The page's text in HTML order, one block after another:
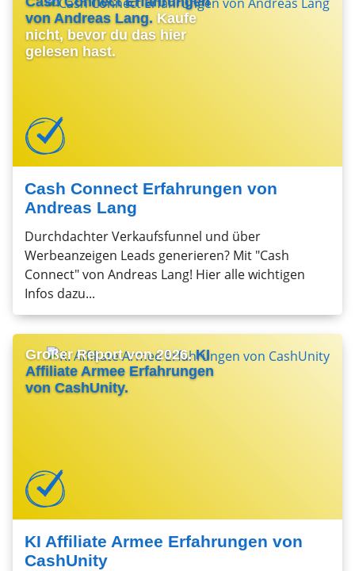
von Andreas Lang. Kaufe
nicht, bevor du das hier
gelesen hast.
Cash Connect Erfahrungen von
Andreas Lang
Durchdachter Verkaufsfunnel und über
Werbeanzeigen Leads generieren? Mit "Cash
Connect" von Andreas Lang! Hier alle wichtigen
Infos dazu...
Großer Report von 2026.KI
Affiliate Armee Erfahrungen
von CashUnity.
KI Affiliate Armee Erfahrungen von
CashUnity